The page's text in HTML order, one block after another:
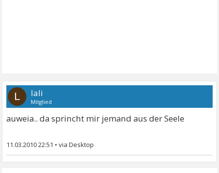
L lali
Mitglied
auweia.. da sprincht mir jemand aus der Seele
11.03.2010 22:51 •